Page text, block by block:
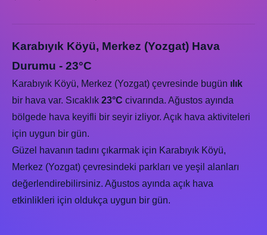
Karabıyık Köyü, Merkez (Yozgat) Hava
Durumu - 23°C
Karabıyık Köyü, Merkez (Yozgat) çevresinde bugün ılık
bir hava var. Sıcaklık 23°C civarında. Ağustos ayında
bölgede hava keyifli bir seyir izliyor. Açık hava aktiviteleri
için uygun bir gün.
Güzel havanın tadını çıkarmak için Karabıyık Köyü,
Merkez (Yozgat) çevresindeki parkları ve yeşil alanları
değerlendirebilirsiniz. Ağustos ayında açık hava
etkinlikleri için oldukça uygun bir gün.